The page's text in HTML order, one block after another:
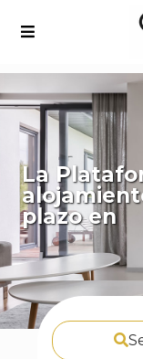
La
plazo en
Madrid